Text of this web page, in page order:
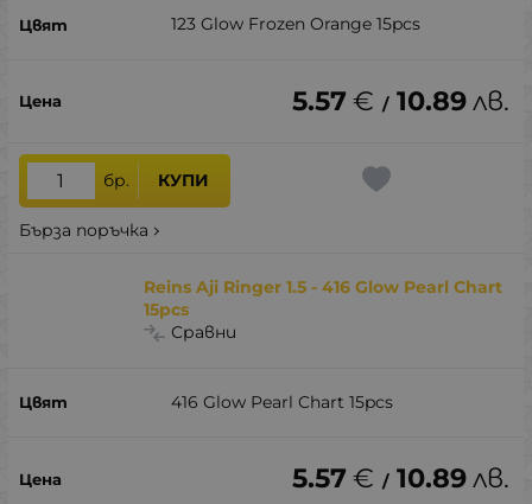
123 Glow Frozen Orange 15pcs
5.57 € / 10.89лв.
бр. КУПИ
Бърза поръчка
Reins Aji Ringer 1.5 - 416 Glow Pearl Chart
15pcs
Сравни
416 Glow Pearl Chart 15pcs
5.57 € / 10.89лв.